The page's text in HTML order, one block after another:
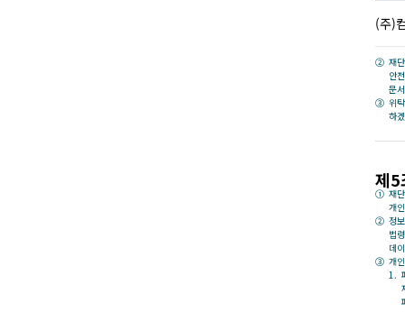
(주)
재
안
문
위
하
제5
재
개
정
법
데
개